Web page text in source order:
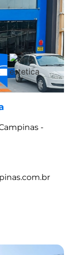
-